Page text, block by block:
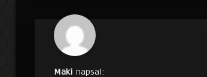
Maki napsal: